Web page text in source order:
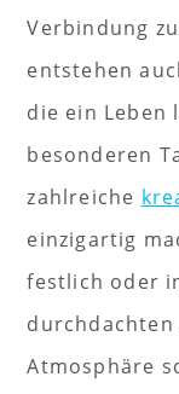
Verbindung
entstehen
die ein Leben
besonderen
zahlreiche
einzigartig
festlich oder
Atmosphäre